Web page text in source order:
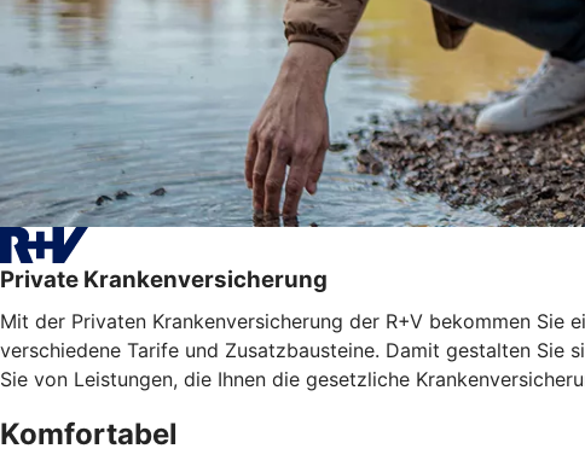
Private Krankenversicherung
Mit der Privaten Krankenversicherung der R+V bekommen Sie
verschiedene Tarife und Zusatzbausteine. Damit gestalten
Sie von Leistungen, die Ihnen die gesetzliche
Komfortabel